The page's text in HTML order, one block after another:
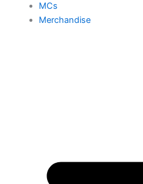
MCs
Merchandise